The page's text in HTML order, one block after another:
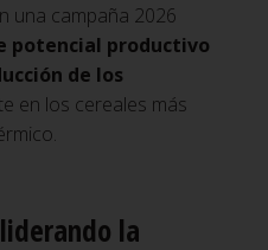
una campaña 2026
potencial productivo
de los
en los cereales más
la